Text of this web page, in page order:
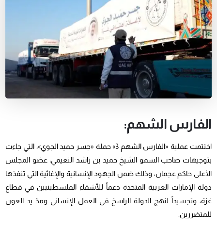
الفارس الشهم:
اختتمت عملية «الفارس الشهم 3» حملة «جسر حميد الجوي»، التي جاءت
بتوجيهات صاحب السمو الشيخ حميد بن راشد النعيمي، عضو المجلس
الأعلى حاكم عجمان، وذلك ضمن الجهود الإنسانية والإغاثية التي تنفذها
دولةالإمارات العربية المتحدة دعماً للأشقاء الفلسطينيين في قطاع
غزة، وتجسيداً لنهج الدولة الراسخ في العمل الإنساني ومدّ يد العون
للمتضررين.